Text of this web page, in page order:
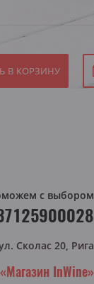
В КОРЗИНУ
с выбором
Сколас 20, Рига
«Магазин InWine»